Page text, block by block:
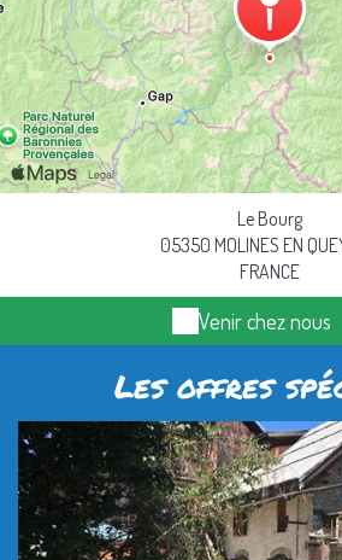
Le Bourg
05350 MOLINES EN
FRANCE
Venir chez nous
Les offres